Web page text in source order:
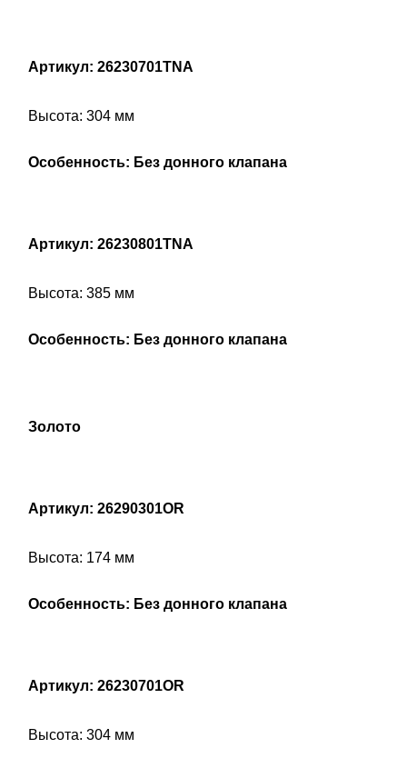
Артикул: 26230701TNA
Высота: 304 мм
Особенность: Без донного клапана
Артикул: 26230801TNA
Высота: 385 мм
Особенность: Без донного клапана
Золото
Артикул: 26290301OR
Высота: 174 мм
Особенность: Без донного клапана
Артикул: 26230701OR
Высота: 304 мм